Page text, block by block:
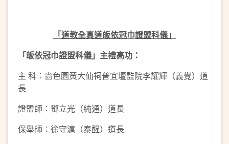
「道教全真道皈依冠巾證盟科儀」
「皈依冠巾證盟科儀」主禮高功：
主 科︰嗇色園黃大仙祠普宜壇監院李耀輝（義覺）道
長
證盟師︰鄧立光（純通）道長
保舉師︰徐守滬（泰醒）道長